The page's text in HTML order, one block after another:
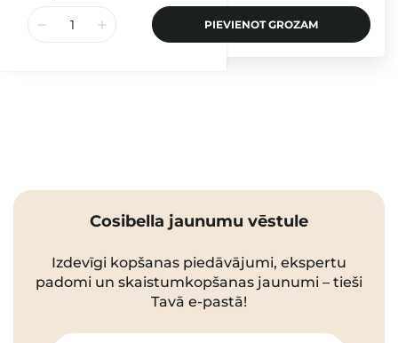
PIEVIENOT GROZAM
Cosibella jaunumu vēstule
Izdevīgi kopšanas piedāvājumi, ekspertu
padomi un skaistumkopšanas jaunumi – tieši
Tavā e-pastā!